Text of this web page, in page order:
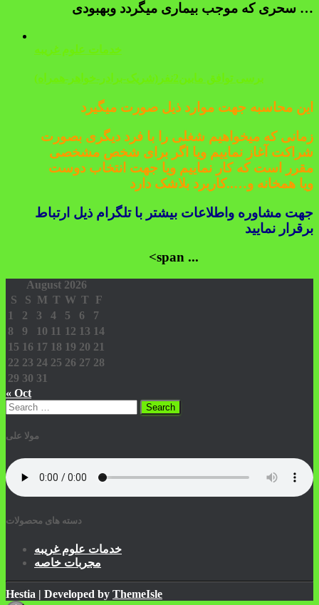
سحری که موجب بیماری میگردد وبهبودی …
خدمات علوم غریبه
برسی توافق مابین2نفر(شریک-برادر-خواهر-همراه)
این محاسبه جهت موارد ذیل صورت میگیرد
زمانی که میخواهیم شغلی را با فرد دیگری بصورت
شراکت آغاز نماییم ویا اگر برای شخص مشخصی
مقرر است که کار نماییم ویا جهت انتخاب دوست
ویا همخانه و…..کاربرد بلاشک دارد
جهت مشاوره واطلاعات بیشتر با تلگرام ذیل ارتباط
برقرار نمایید
<span ...
August 2026
S
S M T W T
F
1
2 3 4 5 6
7
8
9 10 11 12 13 14
15 16 17 18 19 20 21
22 23 24 25 26 27 28
29 30 31
« Oct
Search
for:
مولا علی
دسته های محصولات
خدمات علوم غریبه
مجربات خاصه
Hestia | Developed by ThemeIsle